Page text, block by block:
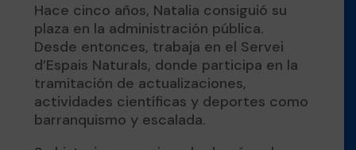
Hace cinco años, Natalia consiguió su
plaza en la administración pública.
Desde entonces, trabaja en el Servei
d’Espais Naturals, donde participa en la
tramitación de actualizaciones,
actividades científicas y deportes como
barranquismo y escalada.